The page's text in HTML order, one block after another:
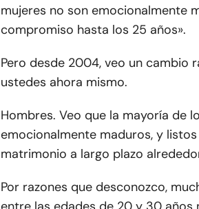
mujeres no son emocionalmente
compromiso hasta los 25 años».
Pero desde 2004, veo un cambio
ustedes ahora mismo.
Hombres. Veo que la mayoría de
emocionalmente maduros, y
matrimonio a largo plazo
Por razones que desconozco,